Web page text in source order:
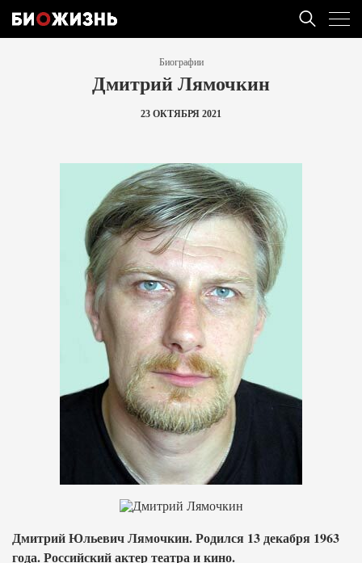
Биографии
Дмитрий Лямочкин
23 ОКТЯБРЯ 2021
Дмитрий Юльевич Лямочкин. Родился 13 декабря 1963
года. Российский актер театра и кино.